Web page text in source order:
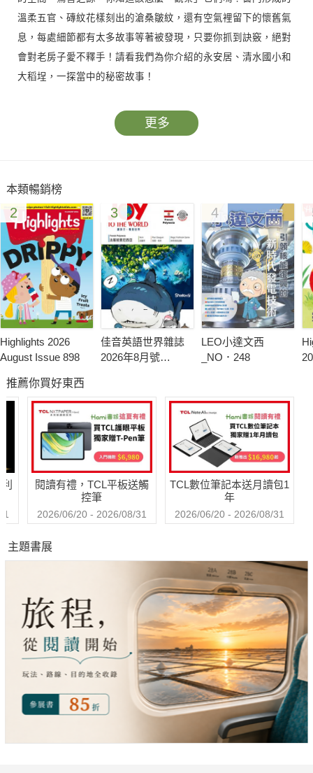
溫柔五官、磚紋花樣刻出的滄桑皺紋，還有空氣裡留下的懷舊氣
息，每處細節都有太多故事等著被發現，只要你抓到訣竅，絕對
會對老房子愛不釋手！請看我們為你介紹的永安居、清水國小和
大稻埕，一探當中的秘密故事！
還有林世仁老師創作，敘述老房子和老婆婆的故事。堅決保護老
房子的老婆婆，在大樓林立、步調繁忙的都市裡，該怎麼讓老房
看完這期精心準備的老房子專題之後，希望未來你和它們巧遇之
時，能以獨特慧眼讀出這些老房子背後的美好故事！
更多
本類暢銷榜
2
Highlights 2026
August Issue 898
3
佳音英語世界雜誌
2026年8月號
4
LEO小達文西
_NO．248
推薦你買好東西
閱讀有禮，TCL平板送觸
控筆
2026/06/20 - 2026/08/31
TCL數位筆記本送月讀包1
年
2026/06/20 - 2026/08/31
主題書展